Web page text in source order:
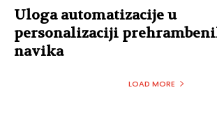
Uloga automatizacije u
personalizaciji
navika
LOAD MORE